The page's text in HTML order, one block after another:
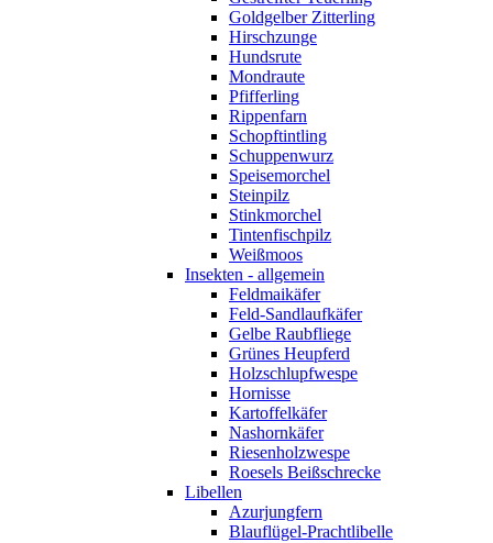
Goldgelber Zitterling
Hirschzunge
Hundsrute
Mondraute
Pfifferling
Rippenfarn
Schopftintling
Schuppenwurz
Speisemorchel
Steinpilz
Stinkmorchel
Tintenfischpilz
Weißmoos
Insekten - allgemein
Feldmaikäfer
Feld-Sandlaufkäfer
Gelbe Raubfliege
Grünes Heupferd
Holzschlupfwespe
Hornisse
Kartoffelkäfer
Nashornkäfer
Riesenholzwespe
Roesels Beißschrecke
Libellen
Azurjungfern
Blauflügel-Prachtlibelle